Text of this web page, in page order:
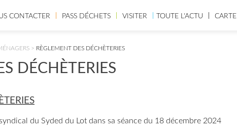
CONTACTER PASS DÉCHETS VISITER TOUTE L'ACTU CARTE
> RÈGLEMENT DES DÉCHÈTERIES
DÉCHÈTERIES
du Syded du Lot dans sa séance du 18 décembre 2024